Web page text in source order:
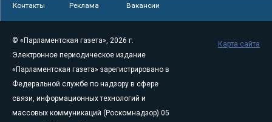
Контакты Реклама Вакансии
© «Парламентская газета», 2026 г.
Электронное периодическое издание
«Парламентская газета» зарегистрировано в
Федеральной службе по надзору в сфере
связи, информационных технологий и
массовых коммуникаций (Роскомнадзор) 05
Карта сайта